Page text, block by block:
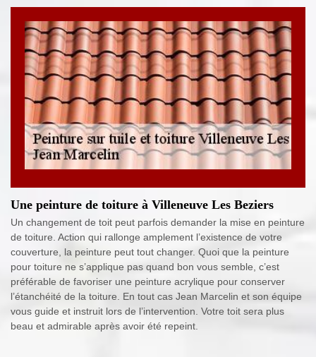
Une peinture de toiture à Villeneuve Les Beziers
Un changement de toit peut parfois demander la mise en peinture
de toiture. Action qui rallonge amplement l’existence de votre
couverture, la peinture peut tout changer. Quoi que la peinture
pour toiture ne s’applique pas quand bon vous semble, c’est
préférable de favoriser une peinture acrylique pour conserver
l’étanchéité de la toiture. En tout cas Jean Marcelin et son équipe
vous guide et instruit lors de l’intervention. Votre toit sera plus
beau et admirable après avoir été repeint.